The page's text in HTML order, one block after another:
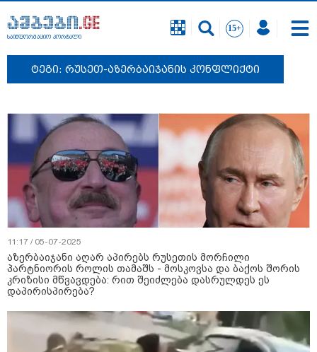
საინფორმაციო პორტალი
ტეგი: რუსეთ-აზერბაიჯანის კონფლიქტი
11:17 / 05-07-2025
აზერბაიჯანი აღარ აპირებს რუსეთის მორჩილი
პარტნიორის როლის თამაშს - მოსკოვსა და ბაქოს შორის
კრიზისი მწვავდება: რით შეიძლება დასრულდეს ეს
დაპირისპირება?